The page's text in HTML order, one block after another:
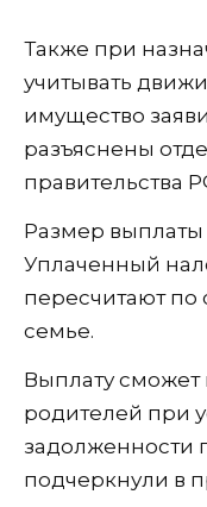
Также при
учитывать
имущество
разъяснены
правительства
Размер выплаты
Уплаченный
пересчитают по
семье.
Выплату сможет
родителей при
задолженности
подчеркнули в